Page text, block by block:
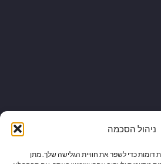
ניהול הסכמה
דומות כדי לשפר את חוויית הגלישה שלך. מתן